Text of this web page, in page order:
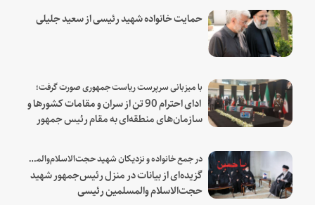
حمایت خانواده شهید رئیسی از سعید جلیلی
با میزبانی سرپرست ریاست جمهوری صورت گرفت؛
ادای احترام 90 تن از سران و مقامات کشورها و
سازمان‌های منطقه‌ای به مقام رئیس جمهور
در جمع خانواده و نزدیکان شهید حجت‌الاسلام‌والمسلمین رئیسی:
گزیده‌ای از بیانات در منزل رئیس‌جمهور شهید
حجت‌الاسلام والمسلمین رئیسی